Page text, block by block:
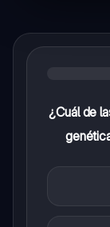
¿Cuál de